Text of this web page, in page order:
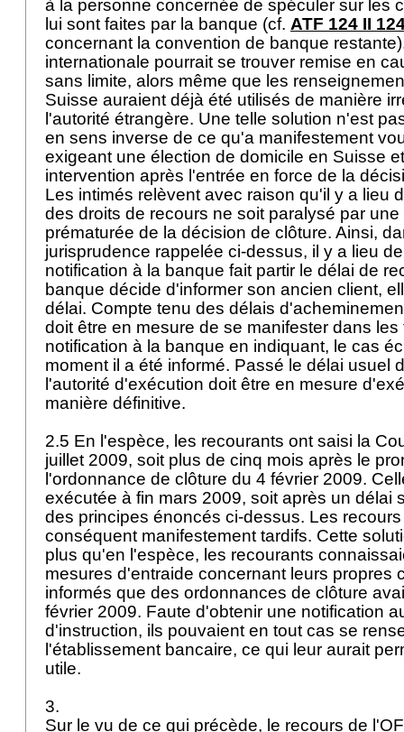
à la personne concernée de spéculer sur les
lui sont faites par la banque (cf. ATF 124 II
concernant la convention de banque
internationale pourrait se trouver remise en
sans limite, alors même que les
Suisse auraient déjà été utilisés de manière
l'autorité étrangère. Une telle solution n'est
en sens inverse de ce qu'a manifestement
exigeant une élection de domicile en Suisse
intervention après l'entrée en force de la
Les intimés relèvent avec raison qu'il y a lieu
des droits de recours ne soit paralysé par
prématurée de la décision de clôture. Ainsi,
jurisprudence rappelée ci-dessus, il y a lieu
notification à la banque fait partir le délai de
banque décide d'informer son ancien client,
délai. Compte tenu des délais
doit être en mesure de se manifester dans
notification à la banque en indiquant, le cas
moment il a été informé. Passé le délai usuel
l'autorité d'exécution doit être en mesure
manière définitive.
2.5 En l'espèce, les recourants ont saisi la
juillet 2009, soit plus de cinq mois après le
l'ordonnance de clôture du 4 février 2009.
exécutée à fin mars 2009, soit après un délai
des principes énoncés ci-dessus. Les
conséquent manifestement tardifs. Cette
plus qu'en l'espèce, les recourants
mesures d'entraide concernant leurs propres
informés que des ordonnances de clôture
février 2009. Faute d'obtenir une notification
d'instruction, ils pouvaient en tout cas se
l'établissement bancaire, ce qui leur aurait
utile.
3.
Sur le vu de ce qui précède, le recours de